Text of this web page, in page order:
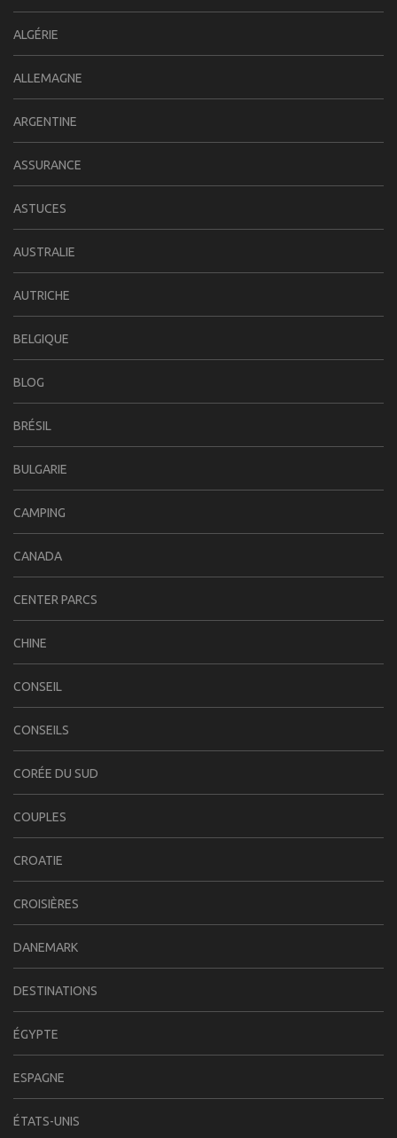
ALGÉRIE
ALLEMAGNE
ARGENTINE
ASSURANCE
ASTUCES
AUSTRALIE
AUTRICHE
BELGIQUE
BLOG
BRÉSIL
BULGARIE
CAMPING
CANADA
CENTER PARCS
CHINE
CONSEIL
CONSEILS
CORÉE DU SUD
COUPLES
CROATIE
CROISIÈRES
DANEMARK
DESTINATIONS
ÉGYPTE
ESPAGNE
ÉTATS-UNIS